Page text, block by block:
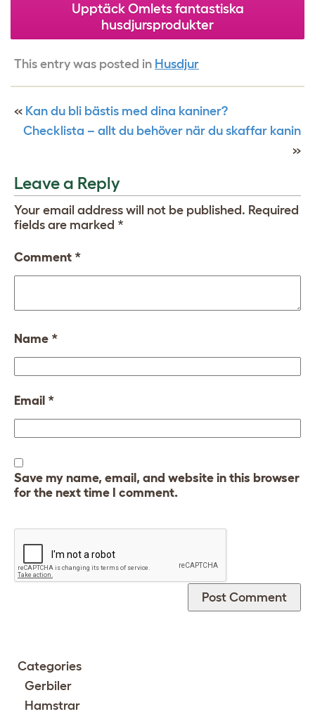
Upptäck Omlets fantastiska
husdjursprodukter
This entry was posted in Husdjur
« Kan du bli bästis med dina kaniner?
Checklista – allt du behöver när du skaffar kanin
»
Leave a Reply
Your email address will not be published. Required
fields are marked *
Comment *
Name *
Email *
Save my name, email, and website in this browser
for the next time I comment.
Categories
Gerbiler
Hamstrar